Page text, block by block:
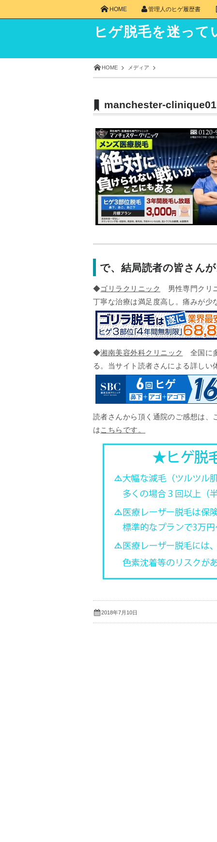
ヒゲ脱毛を迷って
HOME メディア
manchester-clinique01
で、結局読者の皆さん
◆ゴリラクリニック
男性専門クリ
丁寧な治療は満足度高し。痛みが少
◆湘南美容外科クリニック
全国に
る。当サイト読者さんによる詳しい
読者さんから頂く通院のご感想は、
はこちらです。
2018年7月10日
HOME 管理人のヒゲ履歴書